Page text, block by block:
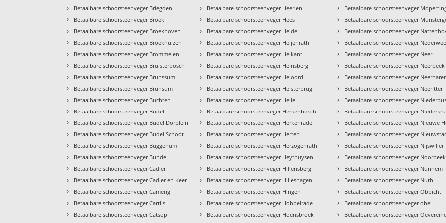
› Betaalbare schoorsteenveger Briegden
› Betaalbare schoorsteenveger Broek
› Betaalbare schoorsteenveger Broekhoven
› Betaalbare schoorsteenveger Broekhuizen
› Betaalbare schoorsteenveger Brommelen
› Betaalbare schoorsteenveger Bruisterbosch
› Betaalbare schoorsteenveger Brunssum
› Betaalbare schoorsteenveger Brunsum
› Betaalbare schoorsteenveger Buchten
› Betaalbare schoorsteenveger Budel
› Betaalbare schoorsteenveger Budel Dorplein
› Betaalbare schoorsteenveger Budel Schoot
› Betaalbare schoorsteenveger Buggenum
› Betaalbare schoorsteenveger Bunde
› Betaalbare schoorsteenveger Cadier
› Betaalbare schoorsteenveger Cadier en Keer
› Betaalbare schoorsteenveger Camerig
› Betaalbare schoorsteenveger Cartils
› Betaalbare schoorsteenveger Catsop
› Betaalbare schoorsteenveger Heerlen
› Betaalbare schoorsteenveger Hees
› Betaalbare schoorsteenveger Heide
› Betaalbare schoorsteenveger Heijenrath
› Betaalbare schoorsteenveger Heikant
› Betaalbare schoorsteenveger Heinsberg
› Betaalbare schoorsteenveger Heioord
› Betaalbare schoorsteenveger Heisterbrug
› Betaalbare schoorsteenveger Helle
› Betaalbare schoorsteenveger Herkenbosch
› Betaalbare schoorsteenveger Herkenrade
› Betaalbare schoorsteenveger Herten
› Betaalbare schoorsteenveger Herzogenrath
› Betaalbare schoorsteenveger Heythuysen
› Betaalbare schoorsteenveger Hillensberg
› Betaalbare schoorsteenveger Hilleshagen
› Betaalbare schoorsteenveger Hingen
› Betaalbare schoorsteenveger Hobbelrade
› Betaalbare schoorsteenveger Hoensbroek
› Betaalbare schoorsteenveger
› Betaalbare schoorsteenveger
› Betaalbare schoorsteenveger
› Betaalbare schoorsteenveger
› Betaalbare schoorsteenveger Neer
› Betaalbare schoorsteenveger Neerbeek
› Betaalbare schoorsteenveger Neerharen
› Betaalbare schoorsteenveger Neeritter
› Betaalbare schoorsteenveger
› Betaalbare schoorsteenveger
› Betaalbare schoorsteenveger Nieuwe
› Betaalbare schoorsteenveger
› Betaalbare schoorsteenveger Nijswiller
› Betaalbare schoorsteenveger Noorbeek
› Betaalbare schoorsteenveger Nunhem
› Betaalbare schoorsteenveger Nuth
› Betaalbare schoorsteenveger Obbicht
› Betaalbare schoorsteenveger obel
› Betaalbare schoorsteenveger Oevereind